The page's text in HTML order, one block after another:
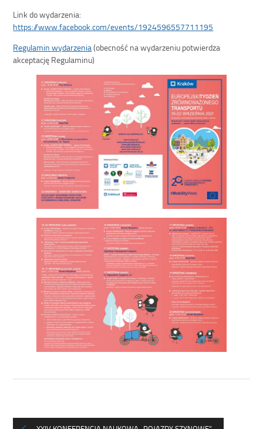
Link do wydarzenia:
https://www.facebook.com/events/1924596557711195
Regulamin wydarzenia(obecność na wydarzeniu potwierdza
akceptację Regulaminu)